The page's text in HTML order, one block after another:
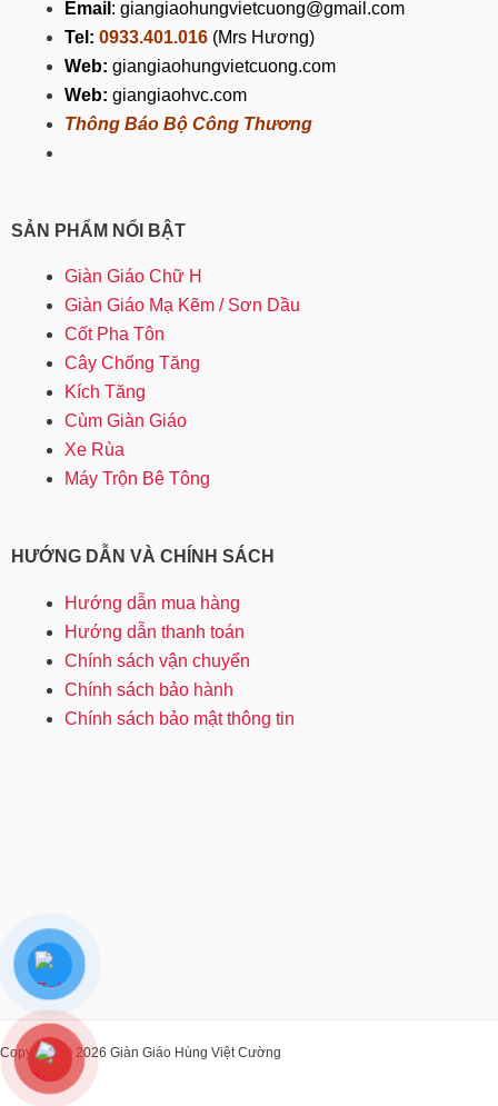
Email : giangiaohungvietcuong@gmail.com
Tel: 0933.401.016 (Mrs Hương)
Web: giangiaohungvietcuong.com
Web: giangiaohvc.com
Thông Báo Bộ Công Thương
SẢN PHẨM NỔI BẬT
Giàn Giáo Chữ H
Giàn Giáo Mạ Kẽm / Sơn Dầu
Cốt Pha Tôn
Cây Chống Tăng
Kích Tăng
Cùm Giàn Giáo
Xe Rùa
Máy Trộn Bê Tông
HƯỚNG DẪN VÀ CHÍNH SÁCH
Hướng dẫn mua hàng
Hướng dẫn thanh toán
Chính sách vận chuyển
Chính sách bảo hành
Chính sách bảo mật thông tin
Copyright © 2026 Giàn Giáo Hùng Việt Cường